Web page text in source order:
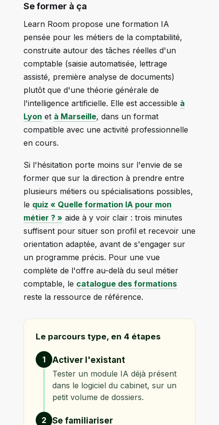
Se former à ça
Learn Room propose une formation IA
pensée pour les métiers de la comptabilité,
construite autour des tâches réelles d'un
comptable (saisie automatisée, lettrage
assisté, première analyse de documents)
plutôt que d'une théorie générale de
l'intelligence artificielle. Elle est accessible à
Lyon et à Marseille, dans un format
compatible avec une activité professionnelle
en cours.
Si l'hésitation porte moins sur l'envie de se
former que sur la direction à prendre entre
plusieurs métiers ou spécialisations possibles,
le quiz « Quelle formation IA pour mon
métier ? » aide à y voir clair : trois minutes
suffisent pour situer son profil et recevoir une
orientation adaptée, avant de s'engager sur
un programme précis. Pour une vue
complète de l'offre au-delà du seul métier
comptable, le catalogue des formations
reste la ressource de référence.
Le parcours type, en 4 étapes
1
Activer l'existant
Tester un module IA déjà présent
dans le logiciel du cabinet, sur un
petit volume de dossiers.
2
Se familiariser